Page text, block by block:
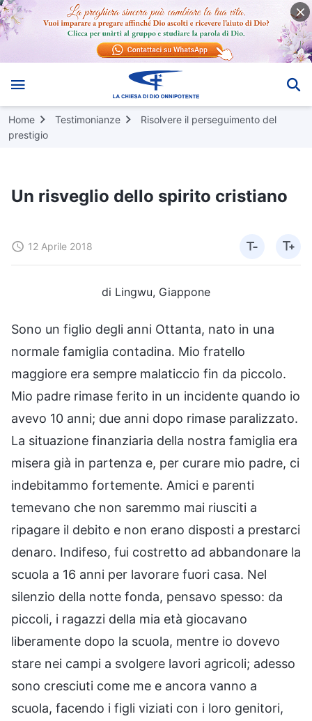
Home Testimonianze
Risolvere il perseguimento del
prestigio
Un risveglio dello spirito cristiano
12 Aprile 2018
di Lingwu, Giappone
Sono un figlio degli anni Ottanta, nato in una
normale famiglia contadina. Mio fratello
maggiore era sempre malaticcio fin da piccolo.
Mio padre rimase ferito in un incidente quando io
avevo 10 anni; due anni dopo rimase paralizzato.
La situazione finanziaria della nostra famiglia era
misera già in partenza e, per curare mio padre, ci
indebitammo fortemente. Amici e parenti
temevano che non saremmo mai riusciti a
ripagare il debito e non erano disposti a prestarci
denaro. Indifeso, fui costretto ad abbandonare la
scuola a 16 anni per lavorare fuori casa. Nel
silenzio della notte fonda, pensavo spesso: da
piccoli, i ragazzi della mia età giocavano
liberamente dopo la scuola, mentre io dovevo
stare nei campi a svolgere lavori agricoli; adesso
sono cresciuti come me e ancora vanno a
scuola, facendo i figli viziati con i loro genitori,